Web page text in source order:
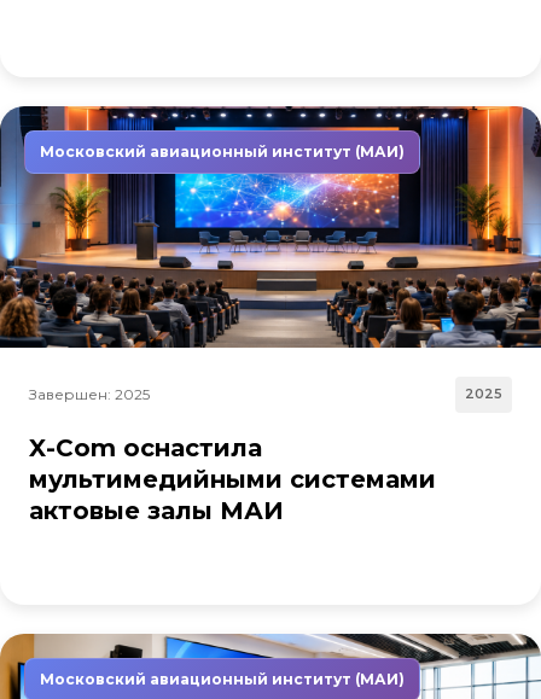
Московский авиационный институт (МАИ)
Завершен: 2025 2025
X-Com оснастила
мультимедийными системами
актовые залы МАИ
Московский авиационный институт (МАИ)